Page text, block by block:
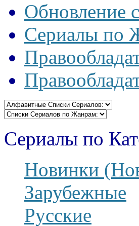
Обновление
Сериалы по
Сериалы по
Новинки
Зарубежные
Русские